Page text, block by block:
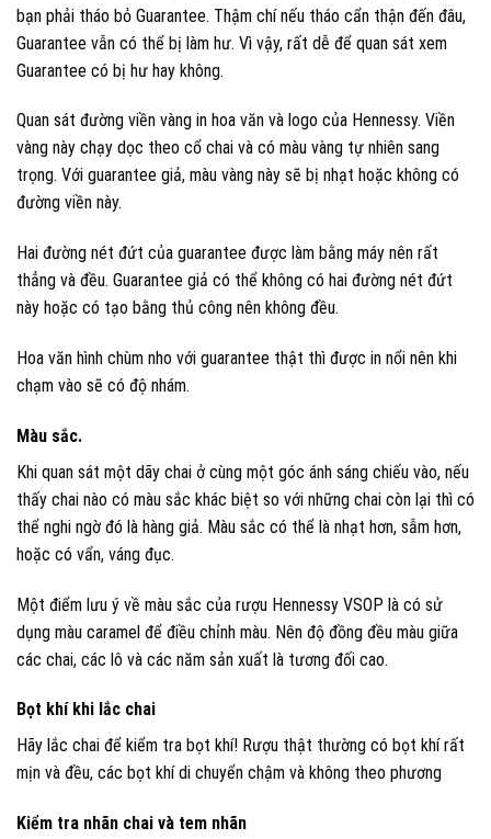
bạn phải tháo bỏ Guarantee. Thậm chí nếu tháo cẩn thận đến đâu,
Guarantee vẫn có thể bị làm hư. Vì vậy, rất dễ để quan sát xem
Guarantee có bị hư hay không.
Quan sát đường viền vàng in hoa văn và logo của Hennessy. Viền
vàng này chạy dọc theo cổ chai và có màu vàng tự nhiên sang
trọng. Với guarantee giả, màu vàng này sẽ bị nhạt hoặc không có
đường viền này.
Hai đường nét đứt của guarantee được làm bằng máy nên rất
thẳng và đều. Guarantee giả có thể không có hai đường nét đứt
này hoặc có tạo bằng thủ công nên không đều.
Hoa văn hình chùm nho với guarantee thật thì được in nổi nên khi
chạm vào sẽ có độ nhám.
Màu sắc.
Khi quan sát một dãy chai ở cùng một góc ánh sáng chiếu vào, nếu
thấy chai nào có màu sắc khác biệt so với những chai còn lại thì có
thể nghi ngờ đó là hàng giả. Màu sắc có thể là nhạt hơn, sẫm hơn,
hoặc có vẩn, váng đục.
Một điểm lưu ý về màu sắc của rượu Hennessy VSOP là có sử
dụng màu caramel để điều chỉnh màu. Nên độ đồng đều màu giữa
các chai, các lô và các năm sản xuất là tương đối cao.
Bọt khí khi lắc chai
Hãy lắc chai để kiểm tra bọt khí! Rượu thật thường có bọt khí rất
mịn và đều, các bọt khí di chuyển chậm và không theo phương
Kiểm tra nhãn chai và tem nhãn